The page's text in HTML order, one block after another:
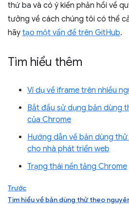
thứ ba và có ý kiến phản hồi về
tưởng về cách chúng tôi có thể
hãy tạo một vấn đề trên GitHub.
Tìm hiểu thêm
Ví dụ về iframe trên nhiều
Bắt đầu sử dụng bản dùng
của Chrome
Hướng dẫn về bản dùng
cho nhà phát triển web
Trạng thái nền tảng Chrome
Trước
Tìm hiểu về bản dùng thử theo